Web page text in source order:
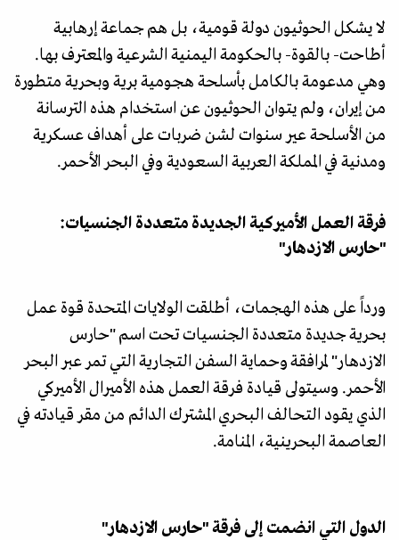
لا يشكل الحوثيون دولة قومية، بل هم جماعة إرهابية
أطاحت- بالقوة- بالحكومة اليمنية الشرعية والمعترف بها.
وهي مدعومة بالكامل بأسلحة هجومية برية وبحرية متطورة
من إيران، ولم يتوان الحوثيون عن استخدام هذه الترسانة
من الأسلحة عير سنوات لشن ضربات على أهداف عسكرية
ومدنية في المملكة العربية السعودية وفي البحر الأحمر.
فرقة العمل الأميركية الجديدة متعددة الجنسيات:
"حارس الازدهار"
ورداً على هذه الهجمات، أطلقت الولايات المتحدة قوة عمل
بحرية جديدة متعددة الجنسيات تحت اسم "حارس
الازدهار" لمرافقة وحماية السفن التجارية التي تمر عبر البحر
الأحمر. وسيتولى قيادة فرقة العمل هذه الأميرال الأميركي
الذي يقود التحالف البحري المشترك الدائم من مقر قيادته في
العاصمة البحرينية، المنامة.
الدول التي انضمت إلى فرقة "حارس الازدهار"